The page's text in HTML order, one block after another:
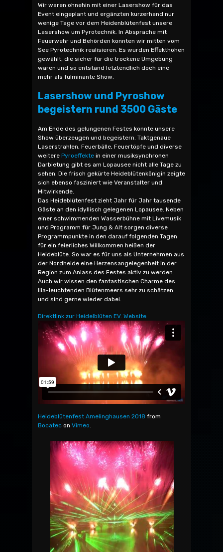
Wir waren ohnehin mit einer Lasershow für das
Event eingeplant und ergänzten kurzerhand nur
wenige Tage vor dem Heidenblütenfest unsere
Lasershow um Pyrotechnik. In Absprache mit
Feuerwehr und Behörden konnten wir mitten vom
See Pyrotechnik realisieren. Es wurden Effekthöhen
gewählt, die sicher für die trockene Umgebung
waren und so entstand letztendlich doch eine
mehr als fulminante Show.
Lasershow und Pyroshow
begeistern rund 3500 Gäste
Am Ende des gelungenen Festes konnte unsere
Show überzeugen und begeistern. Taktgenaue
Laserstrahlen, Feuerbälle, Feuertöpfe und diverse
weitere Pyroeffekte in einer musiksynchronen
Darbietung gibt es am Lopausee nicht alle Tage zu
sehen. Die frisch gekürte Heideblütenkönigin zeigte
sich ebenso fasziniert wie Veranstalter und
Mitwirkende.
Das Heideblütenfest zieht Jahr für Jahr tausende
Gäste an den idyllisch gelegenen Lopausee. Neben
einer schwimmenden Wasserbühne mit Livemusik
und Programm für Jung & Alt sorgen diverse
Programmpunkte in den darauf folgenden Tagen
für ein feierliches Willkommen heißen der
Heideblüte. So war es für uns als Unternehmen aus
der Nordheide eine Herzensangelegenheit in der
Region zum Anlass des Festes aktiv zu werden.
Auch wir wissen den fantastischen Charme des
lila-leuchtenden Blütenmeers sehr zu schätzen
und sind gerne wieder dabei.
Direktlink zur Heidelblüten EV. Website
Heideblütenfest Amelinghausen 2018 from
Bocatec on Vimeo.